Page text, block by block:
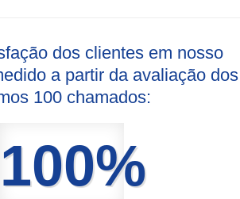
Agent
dos clientes em nosso
a partir da avaliação dos
100 chamados:
100%